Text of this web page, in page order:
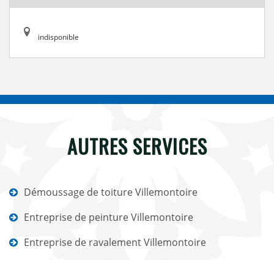
indisponible
AUTRES SERVICES
Démoussage de toiture Villemontoire
Entreprise de peinture Villemontoire
Entreprise de ravalement Villemontoire